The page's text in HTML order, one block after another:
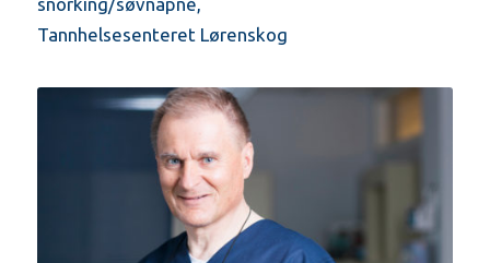
Tannhelsesenteret Lørenskog